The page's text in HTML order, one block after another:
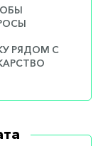
РЯДОМ С